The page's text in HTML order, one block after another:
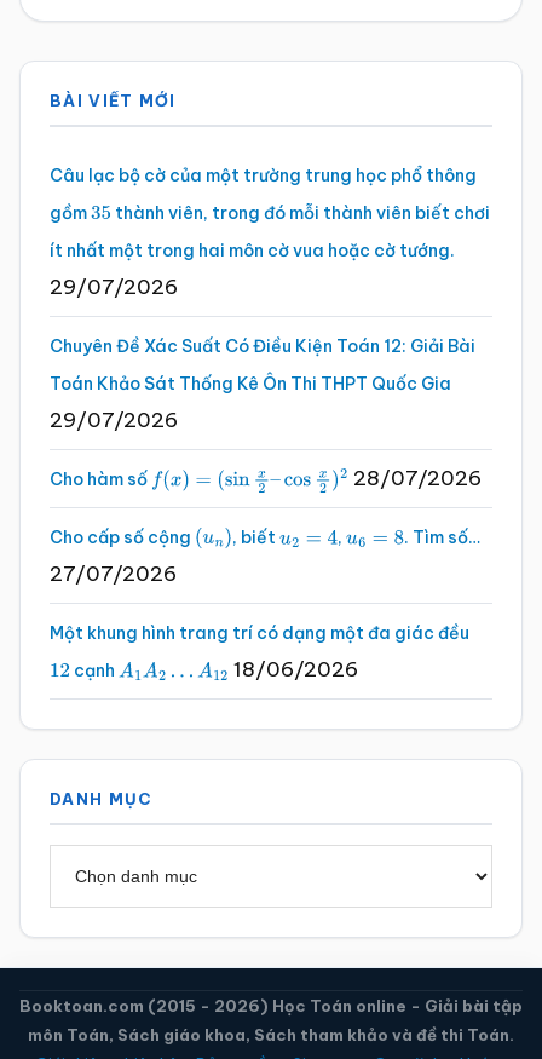
Sidebar
chính
BÀI VIẾT MỚI
Câu lạc bộ cờ của một trường trung học phổ thông
gồm35 thành viên, trong đó mỗi thành viên biết chơi
ít nhất một trong hai môn cờ vua hoặc cờ tướng.
29/07/2026
Chuyên Đề Xác Suất Có Điều Kiện Toán 12: Giải Bài
Toán Khảo Sát Thống Kê Ôn Thi THPT Quốc Gia
29/07/2026
Cho hàm số f(x)=(sinx2 –cosx2 )2 28/07/2026
Cho cấp số cộng (un), biếtu2 =4 , u6 =8 . Tìm số…
27/07/2026
Một khung hình trang trí có dạng một đa giác đều
12 cạnh A1A2…A 12 18/06/2026
DANH MỤC
Booktoan.com (2015 - 2026) Học Toán online - Giải bài tập
môn Toán, Sách giáo khoa, Sách tham khảo và đề thi Toán.